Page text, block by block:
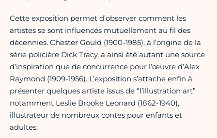
Cette exposition permet d’observer comment les
artistes se sont influencés mutuellement au fil des
décennies. Chester Gould (1900-1985), à l’origine de la
série policière Dick Tracy, a ainsi été autant une source
d’inspiration que de concurrence pour l’œuvre d’Alex
Raymond (1909-1956). L’exposition s’attache enfin à
présenter quelques artiste issus de “l’illustration art”
notamment Leslie Brooke Leonard (1862-1940),
illustrateur de nombreux contes pour enfants et
adultes.